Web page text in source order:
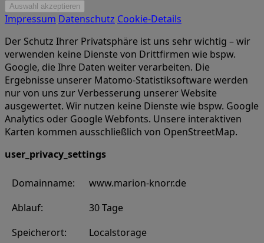
Impressum Datenschutz Cookie-Details
Der Schutz Ihrer Privatsphäre ist uns sehr wichtig – wir
verwenden keine Dienste von Drittfirmen wie bspw.
Google, die Ihre Daten weiter verarbeiten. Die
Ergebnisse unserer Matomo-Statistiksoftware werden
nur von uns zur Verbesserung unserer Website
ausgewertet. Wir nutzen keine Dienste wie bspw. Google
Analytics oder Google Webfonts. Unsere interaktiven
Karten kommen ausschließlich von OpenStreetMap.
user_privacy_settings
Domainname:
www.marion-knorr.de
Ablauf:
30 Tage
Speicherort:
Localstorage